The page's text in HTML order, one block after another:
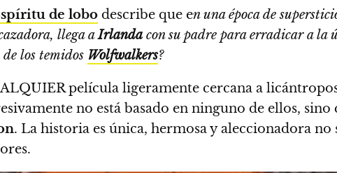
de lobo describe que en una época de
llega aIrlandacon su padre para erradicar a la
los temidos Wolfwalkers?
película ligeramente cercana a
no está basado en ninguno de ellos,
. La historia es única, hermosa y aleccionadora